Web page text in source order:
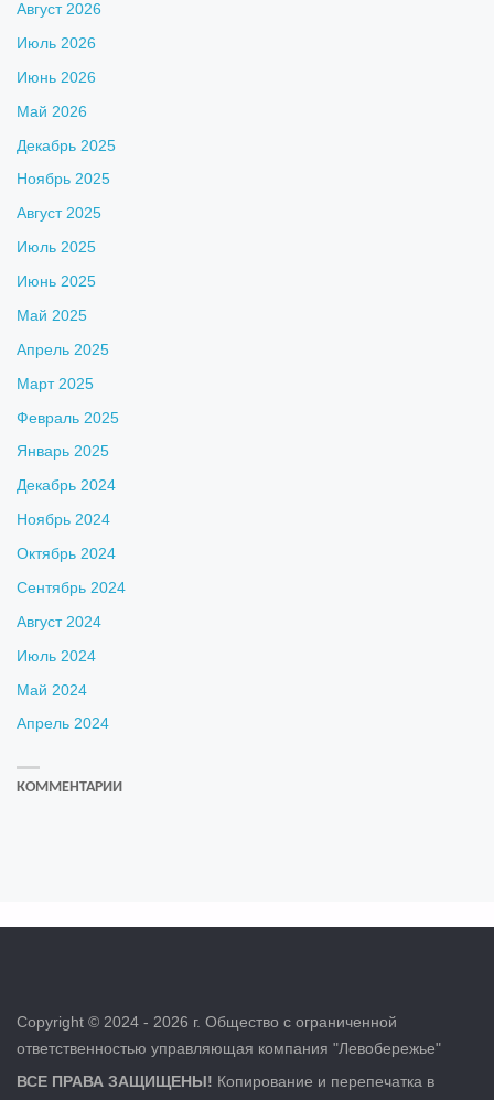
Август 2026
Июль 2026
Июнь 2026
Май 2026
Декабрь 2025
Ноябрь 2025
Август 2025
Июль 2025
Июнь 2025
Май 2025
Апрель 2025
Март 2025
Февраль 2025
Январь 2025
Декабрь 2024
Ноябрь 2024
Октябрь 2024
Сентябрь 2024
Август 2024
Июль 2024
Май 2024
Апрель 2024
КОММЕНТАРИИ
Copyright © 2024 - 2026 г. Общество с ограниченной
ответственностью управляющая компания "Левобережье"
ВСЕ ПРАВА ЗАЩИЩЕНЫ! Копирование и перепечатка в